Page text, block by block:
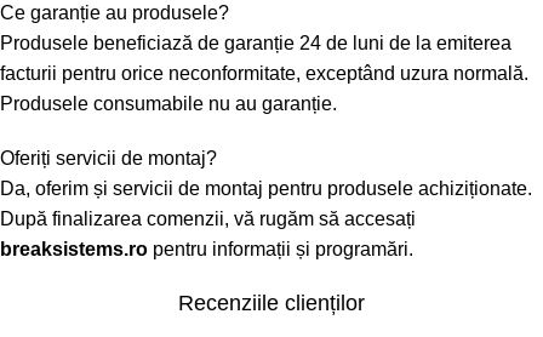
Ce garanție au produsele?
Produsele beneficiază de garanție 24 de luni de la emiterea
facturii pentru orice neconformitate, exceptând uzura normală.
Produsele consumabile nu au garanție.
Oferiți servicii de montaj?
Da, oferim și servicii de montaj pentru produsele achiziționate.
După finalizarea comenzii, vă rugăm să accesați
breaksistems.ro pentru informații și programări.
Recenziile clienților